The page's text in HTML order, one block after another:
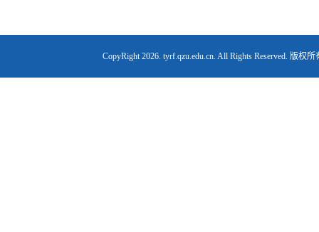
CopyRight2026. tyrf.qzu.edu.cn. All Rights Reserved. 版